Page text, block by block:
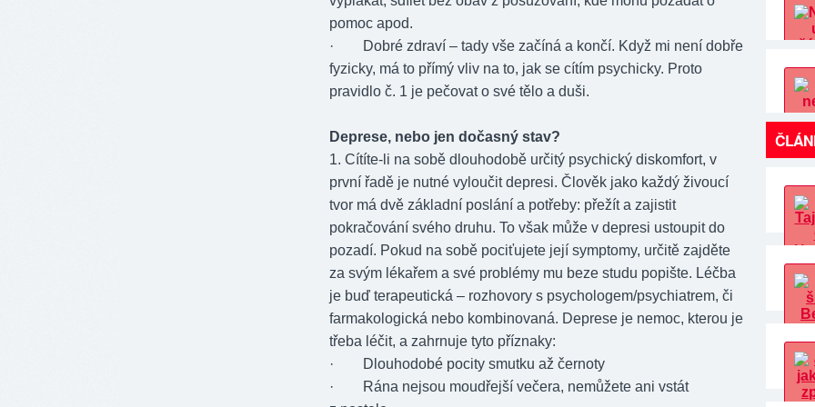
pomoc apod.
· Dobré zdraví – tady vše začíná a končí. Když mi není dobře
fyzicky, má to přímý vliv na to, jak se cítím psychicky. Proto
pravidlo č. 1 je pečovat o své tělo a duši.
Deprese, nebo jen dočasný stav?
1. Cítíte-li na sobě dlouhodobě určitý psychický diskomfort, v
první řadě je nutné vyloučit depresi. Člověk jako každý živoucí
tvor má dvě základní poslání a potřeby: přežít a zajistit
pokračování svého druhu. To však může v depresi ustoupit do
pozadí. Pokud na sobě pociťujete její symptomy, určitě zajděte
za svým lékařem a své problémy mu beze studu popište. Léčba
je buď terapeutická – rozhovory s psychologem/psychiatrem, či
farmakologická nebo kombinovaná. Deprese je nemoc, kterou je
třeba léčit, a zahrnuje tyto příznaky:
· Dlouhodobé pocity smutku až černoty
· Rána nejsou moudřejší večera, nemůžete ani vstát